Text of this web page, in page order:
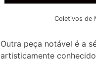
Coletivos de
Outra peça notável é a
artisticamente